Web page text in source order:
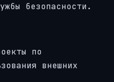
безопасности.
по
внешних